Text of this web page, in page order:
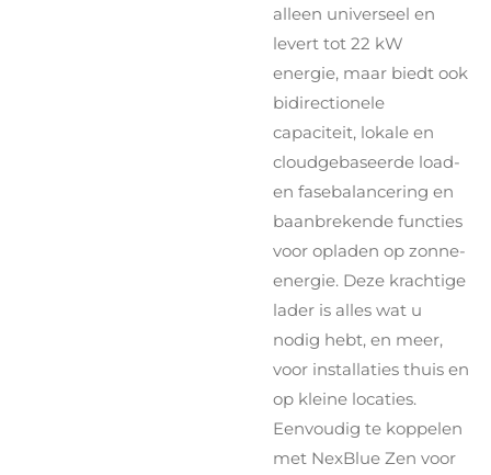
alleen universeel en
levert tot 22 kW
energie, maar biedt ook
bidirectionele
capaciteit, lokale en
cloudgebaseerde load-
en fasebalancering en
baanbrekende functies
voor opladen op zonne-
energie. Deze krachtige
lader is alles wat u
nodig hebt, en meer,
voor installaties thuis en
op kleine locaties.
Eenvoudig te koppelen
met NexBlue Zen voor